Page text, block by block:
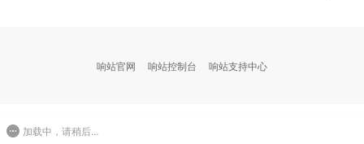
响站官网 响站控制台 响站支持中心
加载中，请稍后...